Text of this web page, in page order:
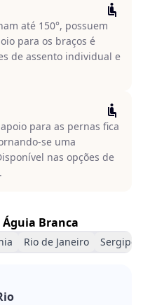
até 150°, possuem
para os braços é
de assento individual e
para as pernas fica
se uma
nas opções de
Branca
Rio de Janeiro Sergipe